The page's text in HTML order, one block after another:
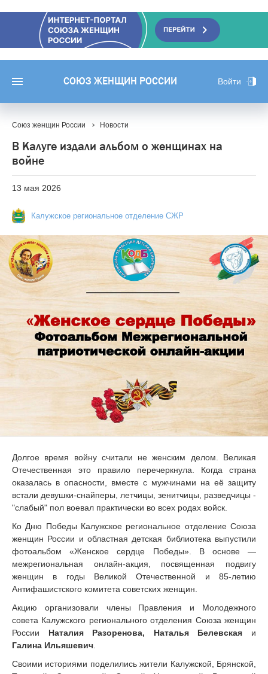
СОЮЗ ЖЕНЩИН РОССИИ Войти
Союз женщин России Новости
В Калуге издали альбом о женщинах на
войне
13 мая 2026
Калужское региональное отделение СЖР
Долгое время войну считали не женским делом. Великая
Отечественная это правило перечеркнула. Когда страна
оказалась в опасности, вместе с мужчинами на её защиту
встали девушки-снайперы, летчицы, зенитчицы, разведчицы -
"слабый" пол воевал практически во всех родах войск.
Ко Дню Победы Калужское региональное отделение Союза
женщин России и областная детская библиотека выпустили
фотоальбом «Женское сердце Победы». В основе —
межрегиональная онлайн-акция, посвященная подвигу
женщин в годы Великой Отечественной и 85-летию
Антифашистского комитета советских женщин.
Акцию организовали члены Правления и Молодежного
совета Калужского регионального отделения Союза женщин
России Наталия Разоренова, Наталья Белевская и
Галина Ильяшевич
Своими историями поделились жители Калужской, Брянской,